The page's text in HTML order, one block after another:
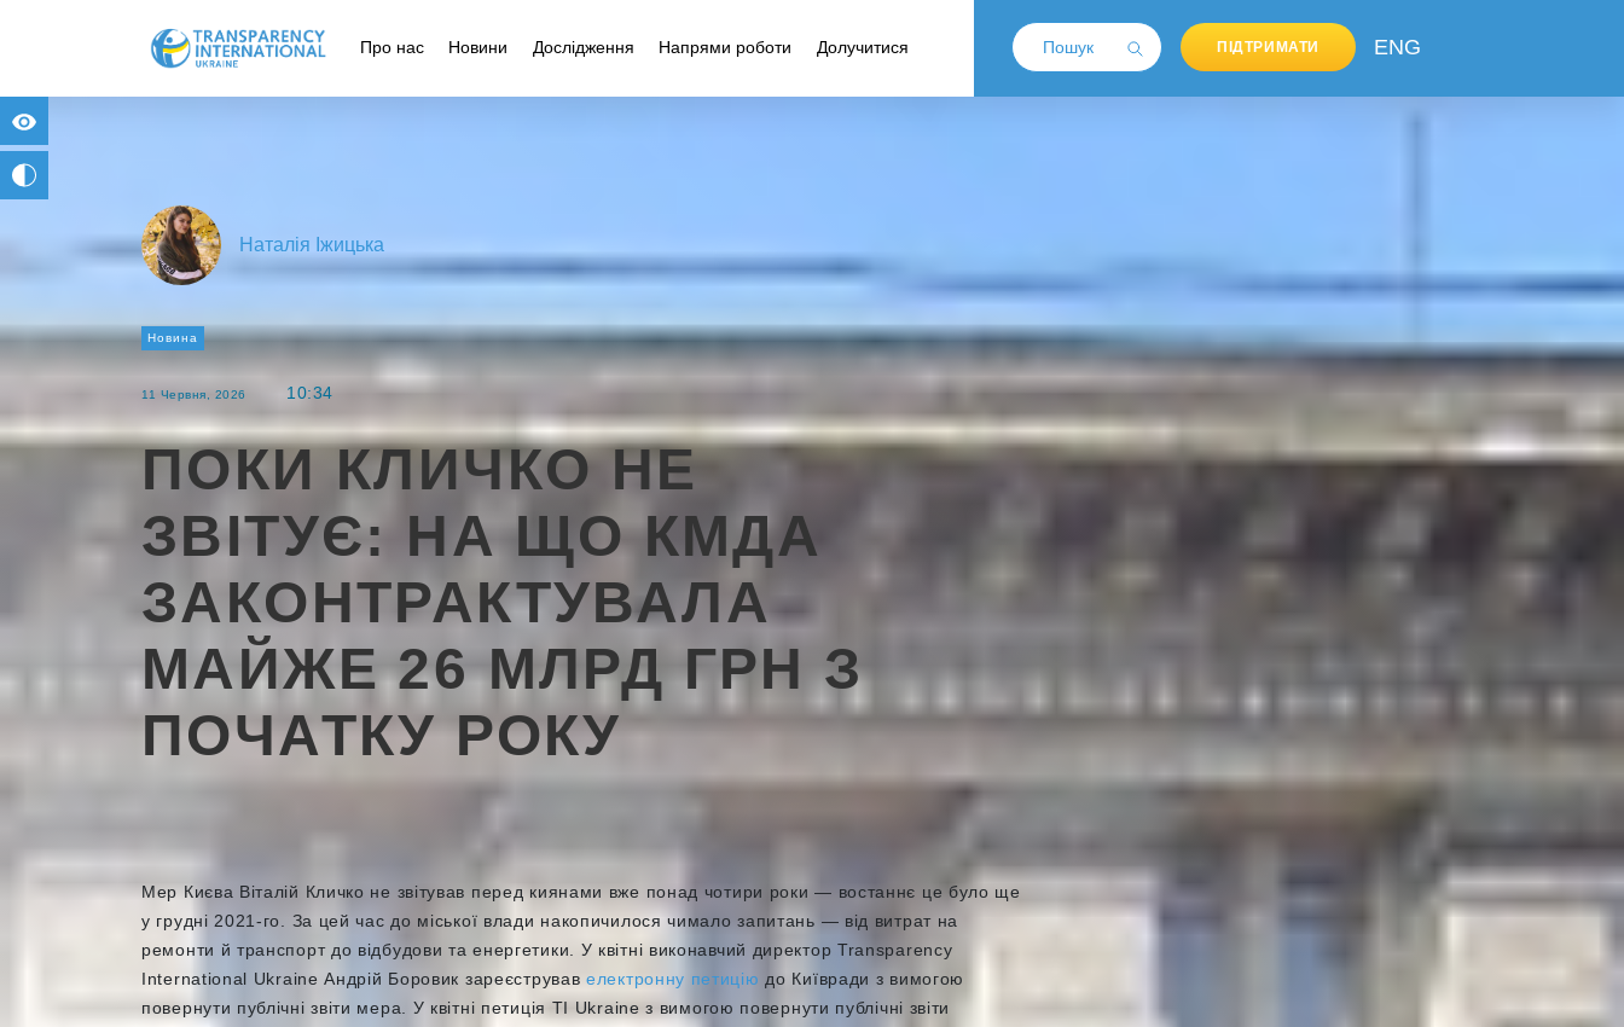
Про нас Новини Дослідження Напрями роботи Долучитися ПІДТРИМАТИ ENG
Наталія Іжицька
Новина
11 Червня, 2026 10:34
ПОКИ КЛИЧКО НЕ
ЗВІТУЄ: НА ЩО КМДА
ЗАКОНТРАКТУВАЛА
МАЙЖЕ 26 МЛРД ГРН З
ПОЧАТКУ РОКУ
Мер Києва Віталій Кличко не звітував перед киянами вже понад чотири роки — востаннє це було ще
у грудні 2021-го. За цей час до міської влади накопичилося чимало запитань — від витрат на
ремонти й транспорт до відбудови та енергетики. У квітні виконавчий директор Transparency
International Ukraine Андрій Боровик зареєстрував електронну петицію до Київради з вимогою
повернути публічні звіти мера. У квітні петиція TI Ukraine з вимогою повернути публічні звіти